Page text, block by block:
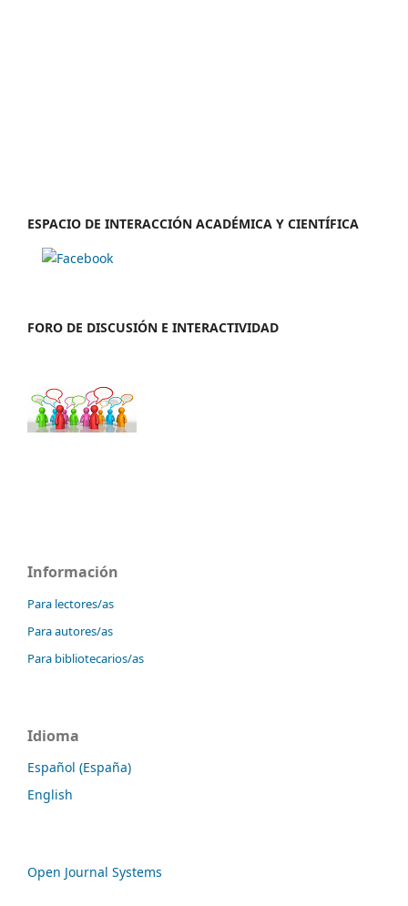
ESPACIO DE INTERACCIÓN ACADÉMICA Y CIENTÍFICA
FORO DE DISCUSIÓN E INTERACTIVIDAD
Información
Para lectores/as
Para autores/as
Para bibliotecarios/as
Idioma
Español (España)
English
Open Journal Systems